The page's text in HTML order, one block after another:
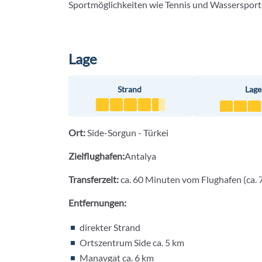
Sportmöglichkeiten wie Tennis und
Lage
Strand Lage
Ort:Side-Sorgun - Türkei
Zielflughafen:Antalya
Transferzeit:ca. 60 Minuten vom Flughafen (ca.
Entfernungen:
direkter Strand
OrtszentrumSide ca. 5 km
Manavgat ca. 6 km